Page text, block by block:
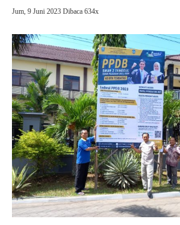
Jum, 9 Juni 2023 Dibaca 634x